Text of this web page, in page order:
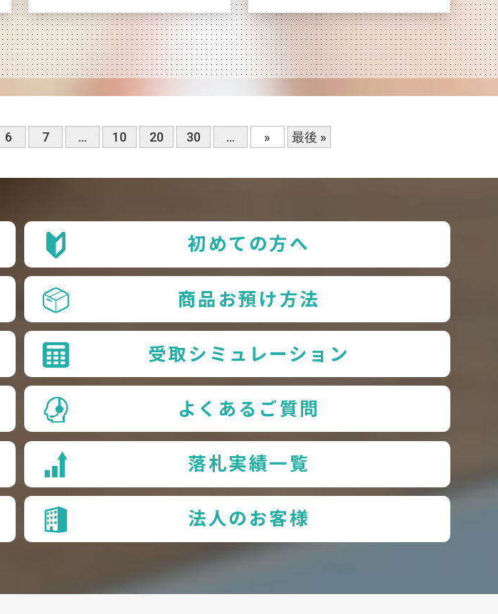
6 7 ... 10 20 30 ... » 最後 »
初めての方へ
商品お預け方法
受取シミュレーション
よくあるご質問
落札実績一覧
法人のお客様